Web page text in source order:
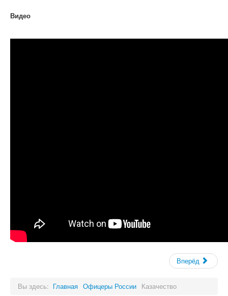
Видео
Вперёд
Вы здесь: Главная Офицеры России Казачество